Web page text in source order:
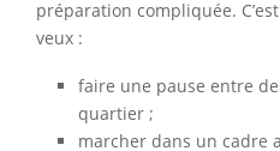
préparation compliquée.
veux :
faire une pause entre
quartier ;
marcher dans un cadre